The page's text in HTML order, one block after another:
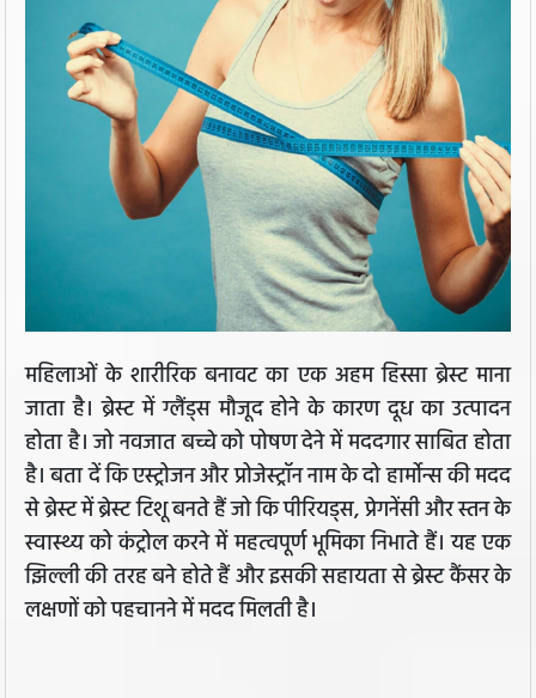
महिलाओं के शारीरिक बनावट का एक अहम हिस्सा ब्रेस्ट माना
जाता है। ब्रेस्ट में ग्लैंड्स मौजूद होने के कारण दूध का उत्पादन
होता है। जो नवजात बच्चे को पोषण देने में मददगार साबित होता
है। बता दें कि एस्‍ट्रोजन और प्रोजेस्‍ट्रॉन नाम के दो हार्मोन्‍स की मदद
से ब्रेस्‍ट में ब्रेस्‍ट ट‍िशू बनते हैं जो क‍ि पीरियड्स, प्रेगनेंसी और स्तन के
स्वास्थ्य को कंट्रोल करने में महत्वपूर्ण भूमिका निभाते हैं। यह एक
झिल्ली की तरह बने होते हैं और इसकी सहायता से ब्रेस्‍ट कैंसर के
लक्षणों को पहचानने में मदद मिलती है।